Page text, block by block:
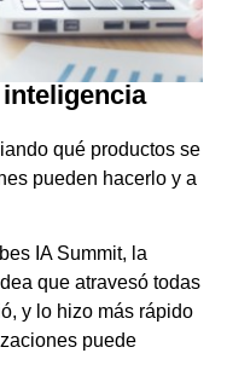
qué productos se
pueden hacerlo y a
IA Summit, la
que atravesó todas
y lo hizo más rápido
puede